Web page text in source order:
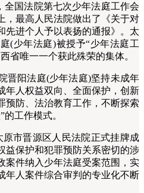
全国法院第七次少年法庭工作会
，最高人民法院做出了《关于对
先进个人予以表扬的通报》。太
(少年法庭)被授予“少年法庭工
省唯一一个获此殊荣的集体。
阳法庭(少年法庭)坚持未成年
年人权益双向、全面保护，创新
预防、法治教育工作，不断探索
工作模式。
市晋源区人民法院正式挂牌成
益保护和犯罪预防关系密切的涉
案件纳入少年法庭受案范围，实
年人案件综合审判的专业化不断